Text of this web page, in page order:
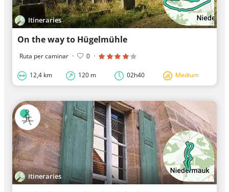
Itineraries
On the way to Hügelmühle
Ruta per caminar · 0 ·
12,4 km 120 m 02h40 Medium
Itineraries